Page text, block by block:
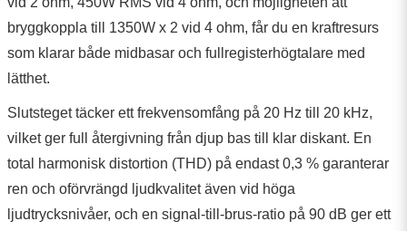
bryggkoppla till 1350W x 2 vid 4 ohm, får du en kraftresurs
som klarar både midbasar och fullregisterhögtalare med
lätthet.
Slutsteget täcker ett frekvensomfång på 20 Hz till 20 kHz,
vilket ger full återgivning från djup bas till klar diskant. En
total harmonisk distortion (THD) på endast 0,3 % garanterar
ren och oförvrängd ljudkvalitet även vid höga
ljudtrycksnivåer, och en signal-till-brus-ratio på 90 dB ger ett